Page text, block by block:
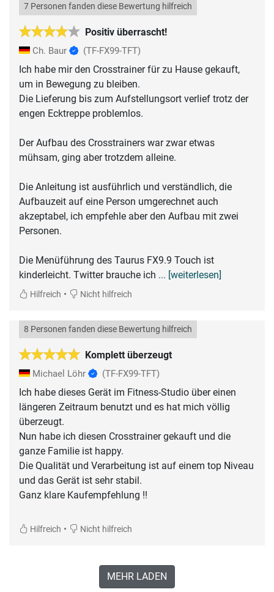
Positiv überrascht!
7 Personen fanden diese Bewertung hilfreich
Ch. Baur (TF-FX99-TFT)
Ich habe mir den Crosstrainer für zu Hause gekauft,
um in Bewegung zu bleiben.
Die Lieferung bis zum Aufstellungsort verlief trotz der
engen Ecktreppe problemlos.
Der Aufbau des Crosstrainers war zwar etwas
mühsam, ging aber trotzdem alleine.
Die Anleitung ist ausführlich und verständlich, die
Aufbauzeit auf eine Person umgerechnet auch
akzeptabel, ich empfehle aber den Aufbau mit zwei
Personen.
Die Menüführung des Taurus FX9.9 Touch ist
kinderleicht. Twitter brauche ich ... [weiterlesen]
Hilfreich • Nicht hilfreich
Komplett überzeugt
8 Personen fanden diese Bewertung hilfreich
Michael Löhr (TF-FX99-TFT)
Ich habe dieses Gerät im Fitness-Studio über einen
längeren Zeitraum benutzt und es hat mich völlig
überzeugt.
Nun habe ich diesen Crosstrainer gekauft und die
ganze Familie ist happy.
Die Qualität und Verarbeitung ist auf einem top Niveau
und das Gerät ist sehr stabil.
Ganz klare Kaufempfehlung !!
Hilfreich • Nicht hilfreich
MEHR LADEN